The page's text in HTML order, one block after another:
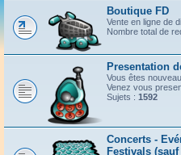
Boutique FD
Vente en ligne de
Nombre total de
Presentation
Vous êtes
Venez vous
Sujets : 1592
Concerts -
Festivals